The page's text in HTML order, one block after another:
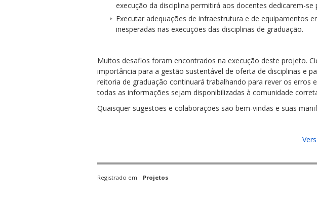
execução da disciplina permitirá aos docentes dedicarem-
Executar adequações de infraestrutura e de equipamentos
inesperadas nas execuções das disciplinas de graduação.
Muitos desafios foram encontrados na execução deste projeto.
importância para a gestão sustentável de oferta de disciplinas e
reitoria de graduação continuará trabalhando para rever os
todas as informações sejam disponibilizadas à comunidade
Quaisquer sugestões e colaborações são bem-vindas e suas
Registrado em: Projetos